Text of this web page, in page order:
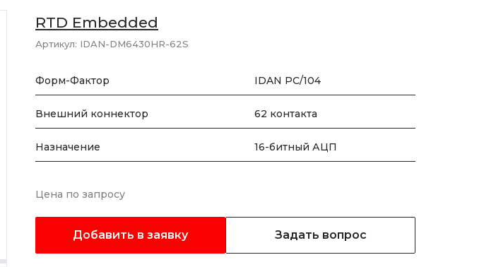
RTD Embedded
Артикул: IDAN-DM6430HR-62S
Форм-Фактор IDAN PC/104
Внешний коннектор 62 контакта
Назначение 16-битный АЦП
Цена по запросу
Добавить в заявку Задать вопрос